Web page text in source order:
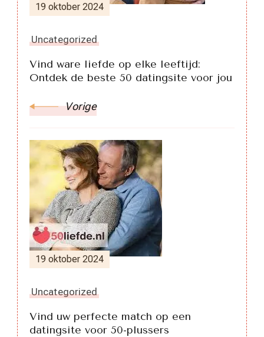
19 oktober 2024
Uncategorized
Vind ware liefde op elke leeftijd:
Ontdek de beste 50 datingsite voor jou
Vorige
19 oktober 2024
Uncategorized
Vind uw perfecte match op een
datingsite voor 50-plussers